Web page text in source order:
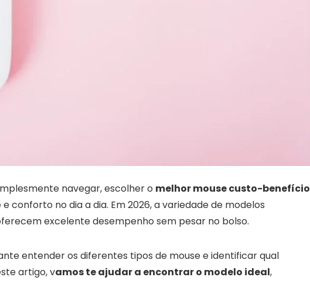
navegar, escolher o melhor mouse custo-benefício
conforto no dia a dia. Em 2026, a variedade de modelos
excelente desempenho sem pesar no bolso.
entender os diferentes tipos de mouse e identificar qual
artigo, vamos te ajudar a encontrar o modelo ideal,